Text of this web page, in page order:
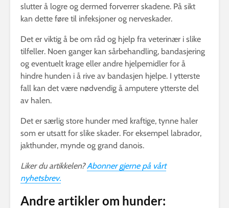
slutter å logre og dermed forverrer skadene. På sikt
kan dette føre til infeksjoner og nerveskader.
Det er viktig å be om råd og hjelp fra veterinær i slike
tilfeller. Noen ganger kan sårbehandling, bandasjering
og eventuelt krage eller andre hjelpemidler for å
hindre hunden i å rive av bandasjen hjelpe. I ytterste
fall kan det være nødvendig å amputere ytterste del
av halen.
Det er særlig store hunder med kraftige, tynne haler
som er utsatt for slike skader. For eksempel labrador,
jakthunder, mynde og grand danois.
Liker du artikkelen?Abonner gjerne på vårt
nyhetsbrev.
Andre artikler om hunder: